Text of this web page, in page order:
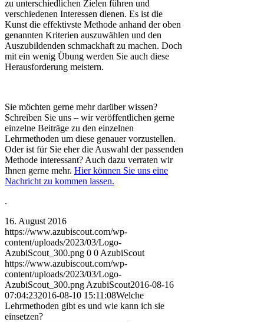
zu unterschiedlichen Zielen führen und
verschiedenen Interessen dienen. Es ist die
Kunst die effektivste Methode anhand der oben
genannten Kriterien auszuwählen und den
Auszubildenden schmackhaft zu machen. Doch
mit ein wenig Übung werden Sie auch diese
Herausforderung meistern.
Sie möchten gerne mehr darüber wissen?
Schreiben Sie uns – wir veröffentlichen gerne
einzelne Beiträge zu den einzelnen
Lehrmethoden um diese genauer vorzustellen.
Oder ist für Sie eher die Auswahl der passenden
Methode interessant? Auch dazu verraten wir
Ihnen gerne mehr. Hier können Sie uns eine
Nachricht zu kommen lassen.
.
16. August 2016
https://www.azubiscout.com/wp-
content/uploads/2023/03/Logo-
AzubiScout_300.png 0 0 AzubiScout
https://www.azubiscout.com/wp-
content/uploads/2023/03/Logo-
AzubiScout_300.png AzubiScout2016-08-16
07:04:232016-08-10 15:11:08Welche
Lehrmethoden gibt es und wie kann ich sie
einsetzen?